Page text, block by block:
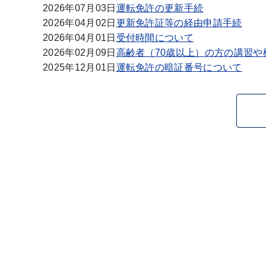
2026年07月03日 運転免許の更新手続
2026年04月02日 更新免許証等の経由申請手続
2026年04月01日 受付時間について
2026年02月09日 高齢者（70歳以上）の方の講習や
2025年12月01日 運転免許の暗証番号について